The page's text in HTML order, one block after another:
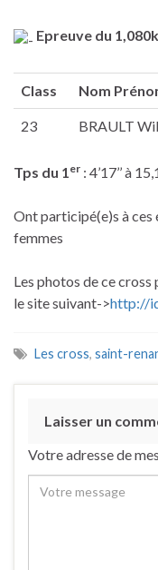
Epreuve du
Class Nom
23 BRAULT
Tps du 1er : 4’17’’ à
Ont participé(e)s à ces
femmes
Les photos de ce
le site suivant->http://
Les cross, saint-
Laisser un
Votre adresse de